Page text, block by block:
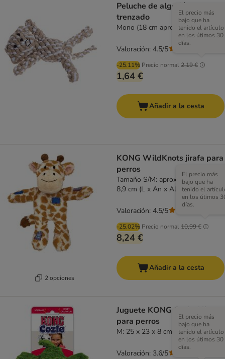
Peluche de algodón
trenzado
Mono (18 cm aprox.)
-25.11% Precio normal2,19 €
El precio más
bajo que ha
tenido el artículo
en los útimos 30
días.
1,64 €
Valoración: 4.5/5
Añadir a la cesta
2 opciones
KONG WildKnots jirafa para
perros
Tamaño S/M: aprox. 24,1 x 20,3 x
8,9 cm (L x An x Al)
-25.02% Precio normal10,99 €
El precio más
bajo que ha
tenido el
en los útimos
días.
8,24 €
Valoración: 4.5/5
Añadir a la cesta
Juguete KONG Cozie Ali
para perros
M: 25 x 23 x 8 cm (L x An x Al)
El precio más
bajo que ha
tenido el artículo
en los útimos 30
días.
Valoración: 3.6/5